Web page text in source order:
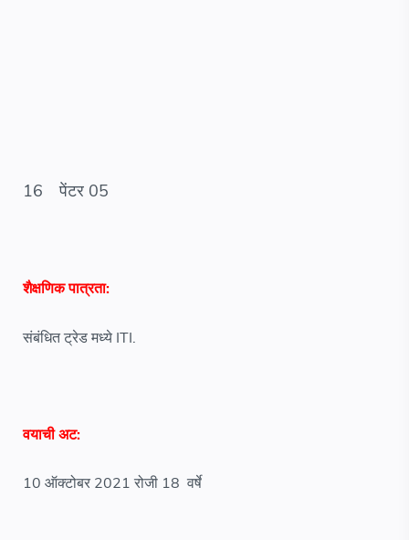
16 पेंटर 05
शैक्षणिक पात्रता:
संबंधित ट्रेड मध्ये ITI.
वयाची अट:
10 ऑक्टोबर 2021 रोजी 18 वर्षे